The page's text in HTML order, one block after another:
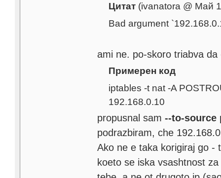
Цитат(ivanatora @ Май
Bad argument
ami ne. po-skoro triabva da
Примерен код
iptables -t nat -A
192.168.0.10
propusnal sam--to-source
podrazbiram, che
Ako ne e taka korigiraj go -
koeto se iska vsashtnost